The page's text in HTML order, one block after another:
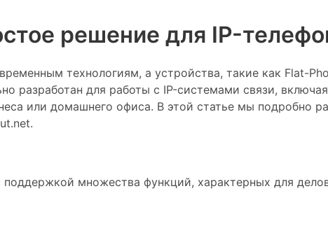
решение для IP-
технологиям, а устройства, такие как Flat-
разработан для работы с IP-системами связи,
или домашнего офиса. В этой статье мы подробно
множества функций, характерных для